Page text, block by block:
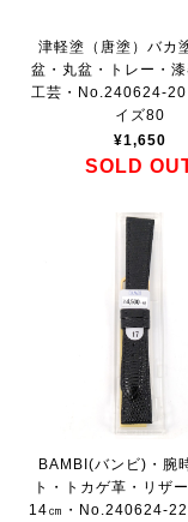
津軽塗（唐塗）バカ
盆・丸盆・トレー・
工芸・No.240624-20
イズ80
¥1,650
SOLD
BAMBI(バンビ)・腕
ト・トカゲ革・リザ
14㎝・No.240624-22